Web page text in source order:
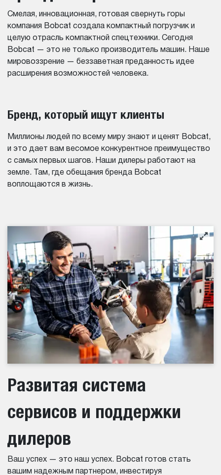
Смелая, инновационная, готовая свернуть горы
компания Bobcat создала компактный погрузчик и
целую отрасль компактной спецтехники. Сегодня
Bobcat — это не только производитель машин. Наше
мировоззрение — беззаветная преданность идее
расширения возможностей человека.
Бренд, который ищут клиенты
Миллионы людей по всему миру знают и ценят Bobcat,
и это дает вам весомое конкурентное преимущество
с самых первых шагов. Наши дилеры работают на
земле. Там, где обещания бренда Bobcat
воплощаются в жизнь.
Развитая система
сервисов и поддержки
дилеров
Ваш успех — это наш успех. Bobcat готов стать
вашим надежным партнером, инвестируя